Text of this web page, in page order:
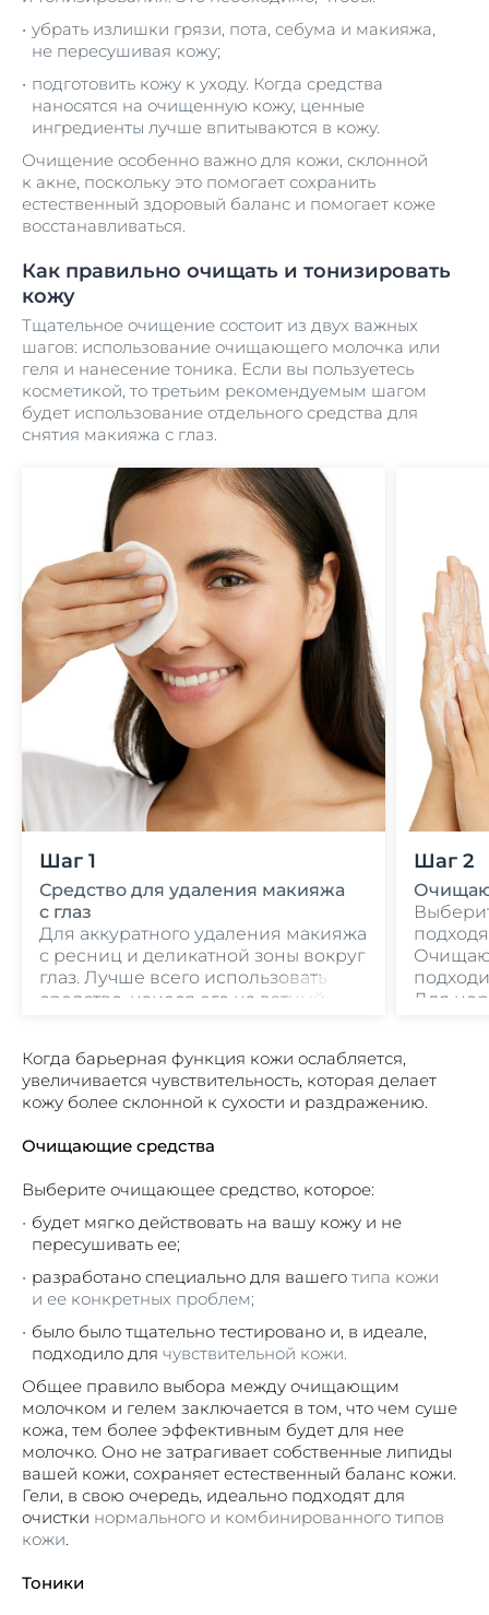
убрать излишки грязи, пота, себума и макияжа,
не пересушивая кожу;
подготовить кожу к уходу. Когда средства
наносятся на очищенную кожу, ценные
ингредиенты лучше впитываются в кожу.
Очищение особенно важно для кожи, склонной
к акне, поскольку это помогает сохранить
естественный здоровый баланс и помогает коже
восстанавливаться.
Как правильно очищать и тонизировать
кожу
Тщательное очищение состоит из двух важных
шагов: использование очищающего молочка или
геля и нанесение тоника. Если вы пользуетесь
косметикой, то третьим рекомендуемым шагом
будет использование отдельного средства для
снятия макияжа с глаз.
Шаг 1
Средство для удаления макияжа
с глаз
Для аккуратного удаления макияжа
с ресниц и деликатной зоны вокруг
глаз. Лучше всего использовать
средство, нанеся его на ватный
Шаг 2
Для
Когда барьерная функция кожи ослабляется,
увеличивается чувствительность, которая делает
кожу более склонной к сухости и раздражению.
Очищающие средства
Выберите очищающее средство, которое:
будет мягко действовать на вашу кожу и не
пересушивать ее;
разработано специально для вашего типа кожи
и ее конкретных проблем;
было было тщательно тестировано и, в идеале,
подходило для чувствительной кожи.
Общее правило выбора между очищающим
молочком и гелем заключается в том, что чем суше
кожа, тем более эффективным будет для нее
молочко. Оно не затрагивает собственные липиды
вашей кожи, сохраняет естественный баланс кожи.
Гели, в свою очередь, идеально подходят для
очистки нормального и комбинированного типов
кожи.
Тоники